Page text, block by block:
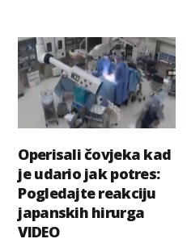
Operisali čovjeka kad
je udario jak potres:
Pogledajte reakciju
japanskih hirurga
VIDEO